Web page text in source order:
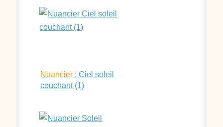
Nuancier : Ciel soleil
couchant (1)